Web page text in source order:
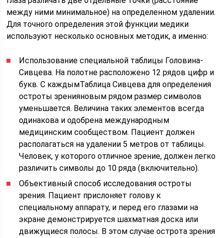
между ними минимальное) на определенном удалении.
Для точного определения этой функции медики
используют несколько основных методик, а именно:
Использование специальной таблицы Головина-
Сивцева. На полотне расположено 12 рядов цифр и
букв. С каждымТаблица Сивцева для определения
остроты зренияновым рядом размер символов
уменьшается. Величина таких элементов всегда
одинакова и одобрена международным
медицинским сообществом. Пациент должен
располагаться на удалении 5 метров от таблицы.
Человек, у которого отличное зрение, должен легко
различить символы до 10 ряда (включительно).
Объективный способ исследования остроты
зрения. Пациент прислоняет голову к
специальному аппарату, и перед его глазами на
экране демонстрируется шахматная доска или
движущиеся полосы. В этом случае острота зрения